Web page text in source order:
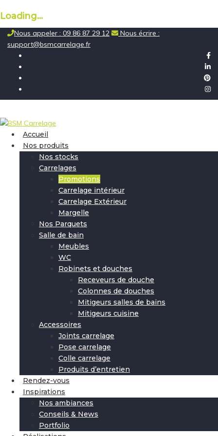
Loading...
Skip
content
Nous appeler : 09 86 87 29 12
Nous écrire :
support@bsmcarrelage.fr
Accueil
Nos produits
Nos stocks
Carrelages
Promotions
Carrelage intérieur
Carrelage Extérieur
Margelle
Nos Parquets
Salle de bain
Meubles
WC
Robinets et douches
Receveurs de douche
Colonnes de douches
Mitigeurs salles de bains
Mitigeurs cuisine
Accessoires
Joints carrelage
Pose carrelage
Colle carrelage
Produits d’entretien
Rendez-vous
Inspirations
Nos ambiances
Conseils & News
Portfolio